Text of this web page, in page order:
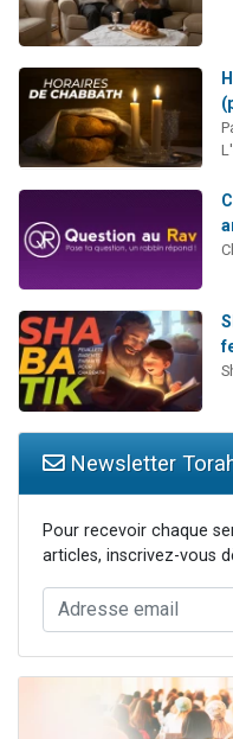
Newsletter
Pour recevoir chaque
articles, inscrivez-vous